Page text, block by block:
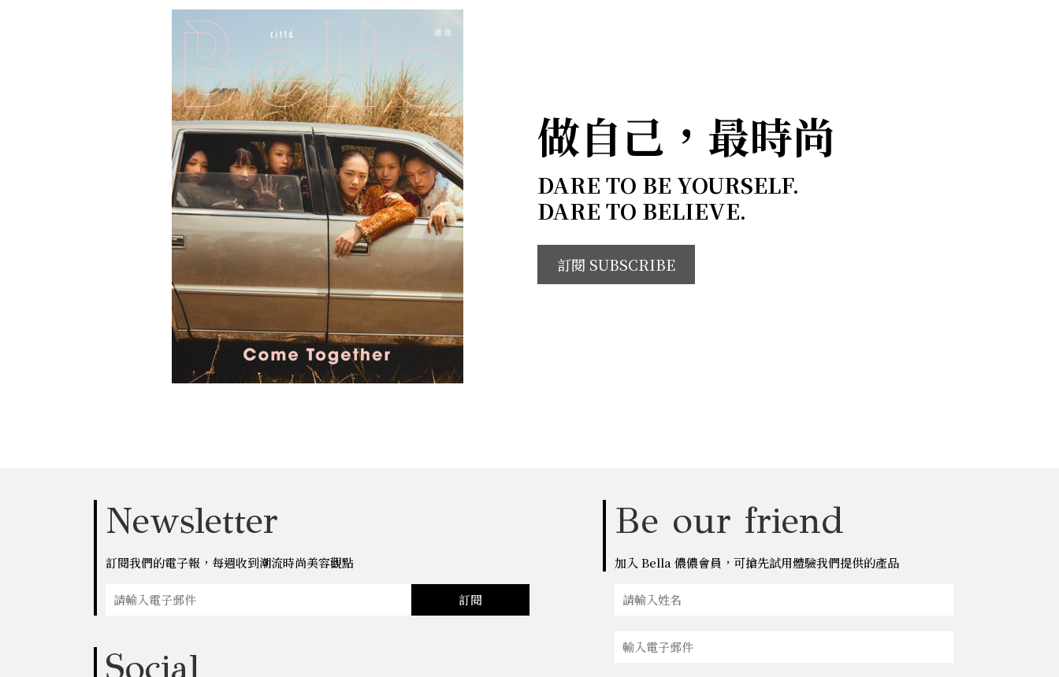
做自己，最時尚
DARE TO BE YOURSELF.
DARE TO BELIEVE.
訂閱 SUBSCRIBE
Newsletter
訂閱我們的電子報，每週收到潮流時尚美容觀點
訂閱
Social
Be our friend
加入 Bella 儂儂會員，可搶先試用體驗我們提供的產品